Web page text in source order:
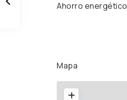
Ahorro energético
Mapa